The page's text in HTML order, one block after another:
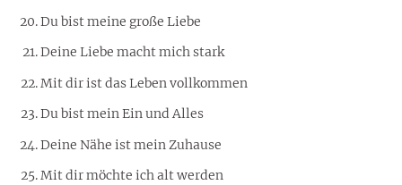
Du bist meine große Liebe
Deine Liebe macht mich stark
Mit dir ist das Leben vollkommen
Du bist mein Ein und Alles
Deine Nähe ist mein Zuhause
Mit dir möchte ich alt werden